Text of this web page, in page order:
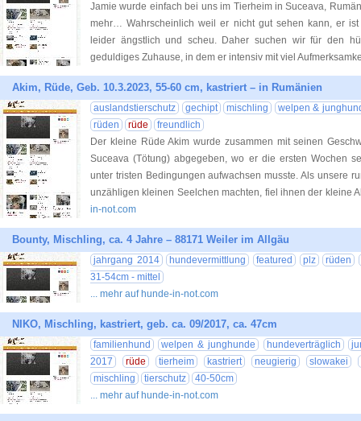
Jamie wurde einfach bei uns im Tierheim in Suceava,
mehr… Wahrscheinlich weil er nicht gut sehen kann, er
leider ängstlich und scheu. Daher suchen wir für den
geduldiges Zuhause, in dem er intensiv mit viel
Akim, Rüde, Geb. 10.3.2023, 55-60 cm, kastriert – in Rumänien
auslandstierschutz gechipt mischling
welpen &
rüden
rüde
freundlich
Der kleine Rüde Akim wurde zusammen mit seinen
Suceava (Tötung) abgegeben, wo er die ersten Wochen
unter tristen Bedingungen aufwachsen musste. Als unsere
unzähligen kleinen Seelchen machten, fiel ihnen der kleine
in-not.com
Bounty, Mischling, ca. 4 Jahre – 88171 Weiler im Allgäu
jahrgang 2014 hundevermittlung featured plz
rüden
31-54cm - mittel
... mehr auf hunde-in-not.com
NIKO, Mischling, kastriert, geb. ca. 09/2017, ca. 47cm
familienhund welpen & junghunde hundeverträglich
2017
rüde tierheim kastriert neugierig
slowakei
mischling
tierschutz
40-50cm
... mehr auf hunde-in-not.com